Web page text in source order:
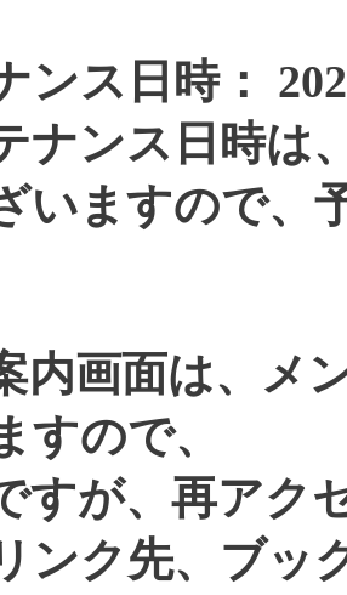
ンス日時：
ナンス日時は
いますので、
内画面は、メ
すので、
すが、再アク
ンク先、ブッ